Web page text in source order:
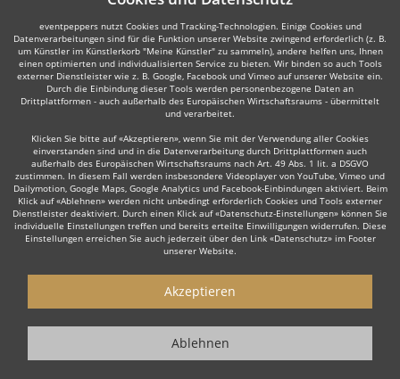
eventpeppers nutzt Cookies und Tracking-Technologien. Einige Cookies und
Datenverarbeitungen sind für die Funktion unserer Website zwingend erforderlich (z. B.
um Künstler im Künstlerkorb "Meine Künstler" zu sammeln), andere helfen uns, Ihnen
einen optimierten und individualisierten Service zu bieten. Wir binden so auch Tools
externer Dienstleister wie z. B. Google, Facebook und Vimeo auf unserer Website ein.
Durch die Einbindung dieser Tools werden personenbezogene Daten an
Drittplattformen - auch außerhalb des Europäischen Wirtschaftsraums - übermittelt
und verarbeitet.
Klicken Sie bitte auf «Akzeptieren», wenn Sie mit der Verwendung aller Cookies
einverstanden sind und in die Datenverarbeitung durch Drittplattformen auch
außerhalb des Europäischen Wirtschaftsraums nach Art. 49 Abs. 1 lit. a DSGVO
zustimmen. In diesem Fall werden insbesondere Videoplayer von YouTube, Vimeo und
Dailymotion, Google Maps, Google Analytics und Facebook-Einbindungen aktiviert. Beim
Klick auf «Ablehnen» werden nicht unbedingt erforderlich Cookies und Tools externer
Dienstleister deaktiviert. Durch einen Klick auf «Datenschutz-Einstellungen» können Sie
individuelle Einstellungen treffen und bereits erteilte Einwilligungen widerrufen. Diese
Einstellungen erreichen Sie auch jederzeit über den Link «Datenschutz» im Footer
unserer Website.
Akzeptieren
Ablehnen